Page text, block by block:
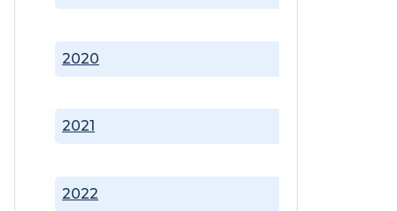
2020
2021
2022